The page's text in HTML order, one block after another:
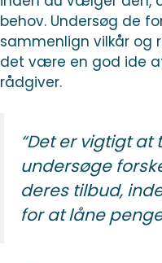
behov. Undersøg de
sammenlign vilkår og
det være en god ide
rådgiver.
“Det er vigtigt
undersøge
deres tilbud,
for at låne